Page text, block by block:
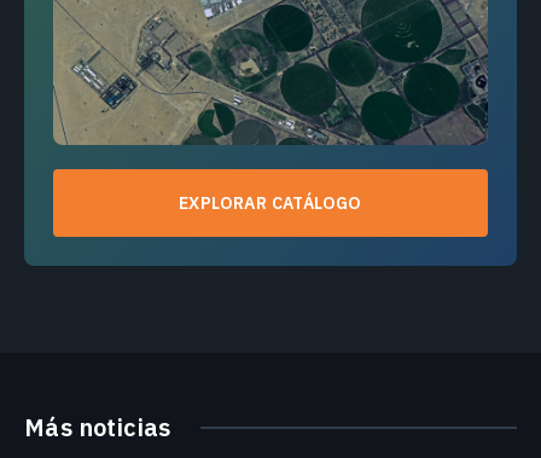
EXPLORAR CATÁLOGO
Más noticias